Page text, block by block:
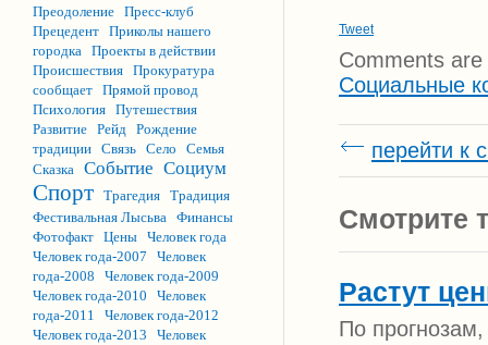
Преодоление Пресс-клуб
Прецедент Приколы нашего
городка Проекты в действии
Происшествия Прокуратура
сообщает Прямой провод
Психология Путешествия
Развитие Рейд Рождение
традиции Связь Село
Семья
Сказка Событие Социум
Спорт Трагедия Традиция
Фестивальная Лысьва Финансы
Фотофакт Цены Человек года
Человек года-2007
Человек
года-2008
Человек года-2009
Человек года-2010
Человек
года-2011
Человек года-2012
Человек года-2013
Человек
Tweet
Comments are
Социальные
перейти к
Смотрите
Растут
По